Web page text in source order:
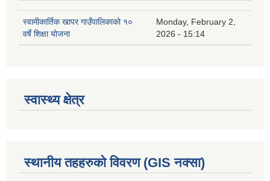
स्वामीकार्तिक खापर गाउँपालिकाको १०
वर्षे शिक्षा योजना
Monday, February 2,
2026 - 15:14
स्वास्थ्य क्षेत्र
स्थानीय तहहरुको विवरण (GIS नक्सा)